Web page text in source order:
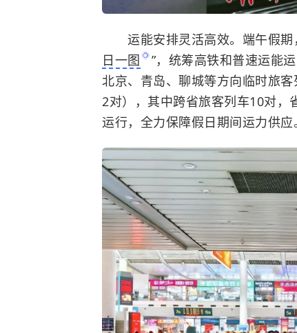
运能安排灵活高效。端午假期
日一图
”，统筹高铁和普速运能
北京、青岛、聊城等方向临时旅
2对），其中跨省旅客列车10对，
运行，全力保障假日期间运力供应